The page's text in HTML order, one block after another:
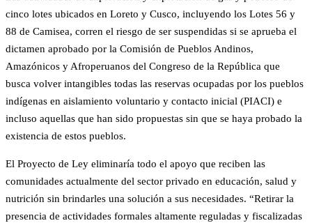
cinco lotes ubicados en Loreto y Cusco, incluyendo los Lotes 56 y
88 de Camisea, corren el riesgo de ser suspendidas si se aprueba el
dictamen aprobado por la Comisión de Pueblos Andinos,
Amazónicos y Afroperuanos del Congreso de la República que
busca volver intangibles todas las reservas ocupadas por los pueblos
indígenas en aislamiento voluntario y contacto inicial (PIACI) e
incluso aquellas que han sido propuestas sin que se haya probado la
existencia de estos pueblos.
El Proyecto de Ley eliminaría todo el apoyo que reciben las
comunidades actualmente del sector privado en educación, salud y
nutrición sin brindarles una solución a sus necesidades. “Retirar la
presencia de actividades formales altamente reguladas y fiscalizadas